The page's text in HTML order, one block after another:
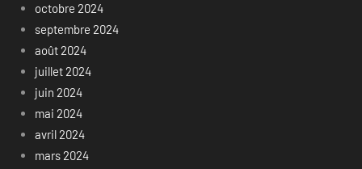
octobre 2024
septembre 2024
août 2024
juillet 2024
juin 2024
mai 2024
avril 2024
mars 2024